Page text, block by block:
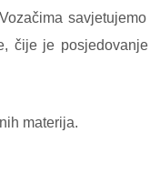
čije je
materija.